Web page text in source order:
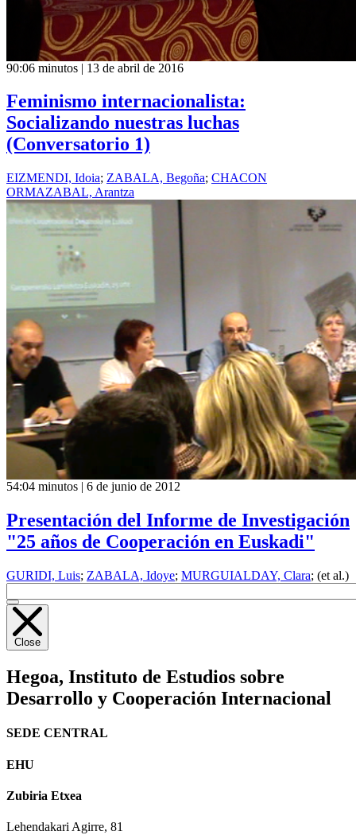
90:06 minutos | 13 de abril de 2016
Feminismo internacionalista:
Socializando nuestras luchas
(Conversatorio 1)
EIZMENDI, Idoia; ZABALA, Begoña; CHACON
ORMAZABAL, Arantza
54:04 minutos | 6 de junio de 2012
Presentación del Informe de Investigación
"25 años de Cooperación en Euskadi"
GURIDI, Luis; ZABALA, Idoye; MURGUIALDAY, Clara; (et al.)
Close
Hegoa, Instituto de Estudios sobre
Desarrollo y Cooperación Internacional
SEDE CENTRAL
EHU
Zubiria Etxea
Lehendakari Agirre, 81